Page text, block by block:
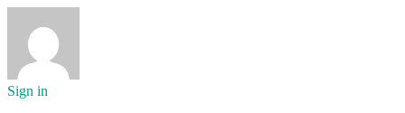
Sign in